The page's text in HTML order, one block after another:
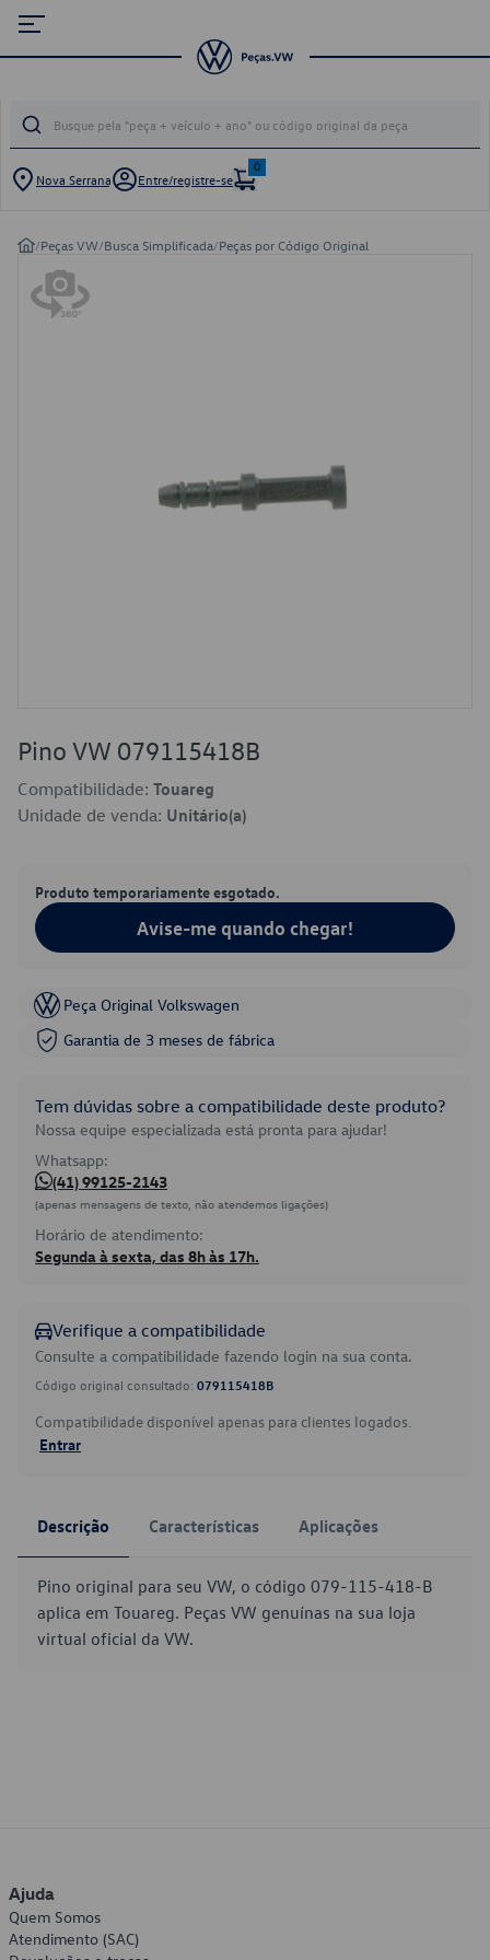
Nova Serrana Entre/registre-se
0
/Peças VW/Busca Simplificada/Peças por Código Original
Pino VW 079115418B
Compatibilidade: Touareg
Unidade de venda: Unitário(a)
Produto temporariamente esgotado.
Avise-me quando chegar!
Peça Original Volkswagen
Garantia de 3 meses de fábrica
Tem dúvidas sobre a compatibilidade deste produto?
Nossa equipe especializada está pronta para ajudar!
Whatsapp:
(41) 99125-2143
(apenas mensagens de texto, não atendemos ligações)
Horário de atendimento:
Segunda à sexta, das 8h às 17h.
Verifique a compatibilidade
Consulte a compatibilidade fazendo login na sua conta.
Código original consultado: 079115418B
Compatibilidade disponível apenas para clientes logados.
Entrar
Descrição Características Aplicações
Pino original para seu VW, o código 079-115-418-B
aplica em Touareg. Peças VW genuínas na sua loja
virtual oficial da VW.
Ajuda
Quem Somos
Atendimento (SAC)